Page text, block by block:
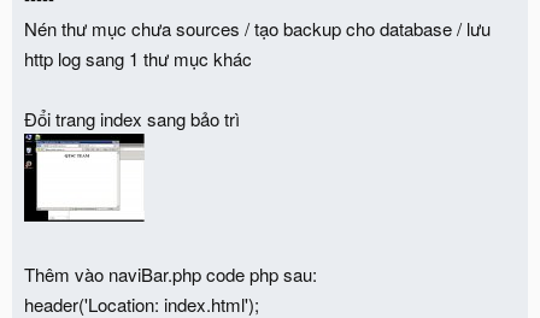
Nén thư mục chưa sources / tạo backup cho database / lưu
http log sang 1 thư mục khác
Đổi trang index sang bảo trì
Thêm vào naviBar.php code php sau:
header('Location: index.html');